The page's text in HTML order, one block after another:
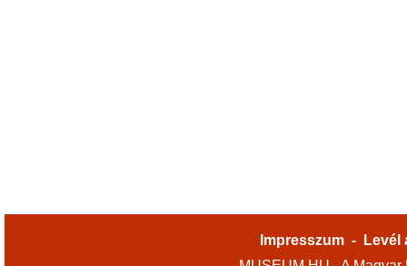
Impresszum -
Levél